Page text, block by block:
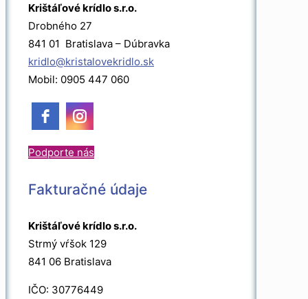
Krištáľové krídlo s.r.o.
Drobného 27
841 01 Bratislava – Dúbravka
kridlo@kristalovekridlo.sk
Mobil: 0905 447 060
Podporte nás
Fakturačné údaje
Krištáľové krídlo s.r.o.
Strmý vŕšok 129
841 06 Bratislava
IČO: 30776449